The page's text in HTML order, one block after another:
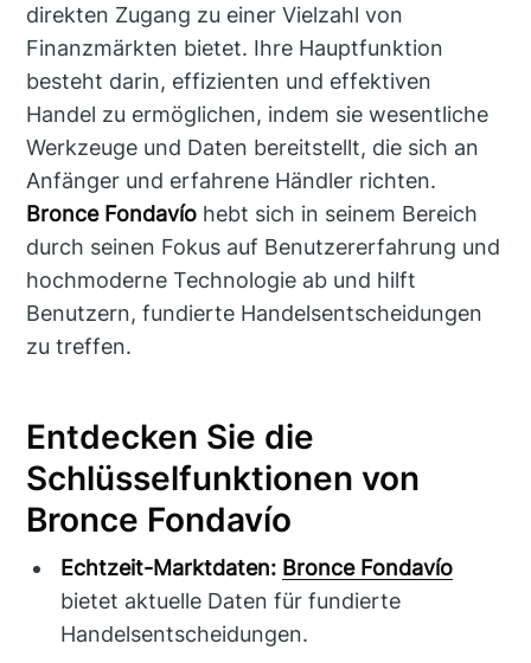
direkten Zugang zu einer Vielzahl von
Finanzmärkten bietet. Ihre Hauptfunktion
besteht darin, effizienten und effektiven
Handel zu ermöglichen, indem sie wesentliche
Werkzeuge und Daten bereitstellt, die sich an
Anfänger und erfahrene Händler richten.
Bronce Fondavío hebt sich in seinem Bereich
durch seinen Fokus auf Benutzererfahrung und
hochmoderne Technologie ab und hilft
Benutzern, fundierte Handelsentscheidungen
zu treffen.
Entdecken Sie die
Schlüsselfunktionen von
Bronce Fondavío
Echtzeit-Marktdaten: Bronce Fondavío
bietet aktuelle Daten für fundierte
Handelsentscheidungen.